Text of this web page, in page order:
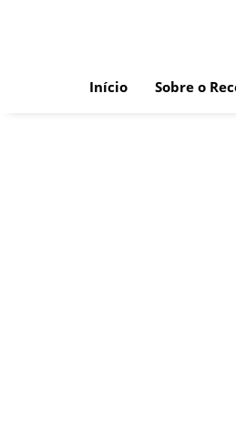
Início Sobre o